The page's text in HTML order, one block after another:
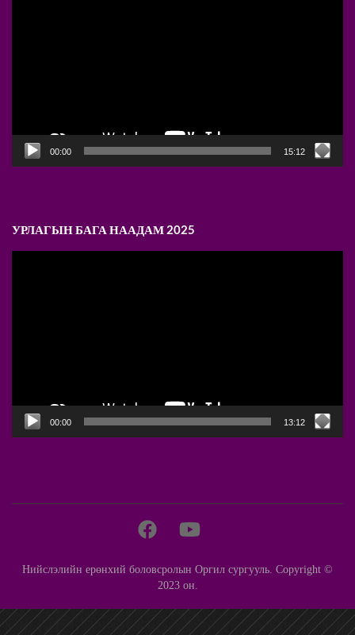
00:00 15:12
УРЛАГЫН БАГА НААДАМ 2025
00:00 13:12
Нийслэлийн ерөнхий боловсролын Оргил сургууль. Copyright ©
2023 он.